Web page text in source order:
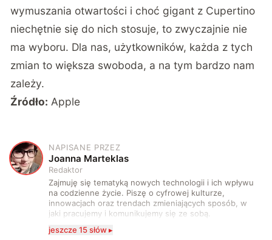
wymuszania otwartości i choć gigant z Cupertino
niechętnie się do nich stosuje, to zwyczajnie nie
ma wyboru. Dla nas, użytkowników, każda z tych
zmian to większa swoboda, a na tym bardzo nam
zależy.
Źródło: Apple
J
NAPISANE PRZEZ
Joanna Marteklas
Redaktor
Zajmuję się tematyką nowych technologii i ich wpływu
na codzienne życie. Piszę o cyfrowej kulturze,
innowacjach oraz trendach zmieniających sposób, w
jaki pracujemy i komunikujemy się ze sobą.
Szczególnie interesuje mnie relacja między rozwojem
technologii a współczesną popkulturą. W wolnych
jeszcze 15 słów ▸